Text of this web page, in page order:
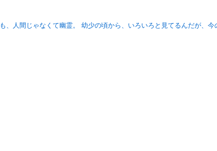
、人間じゃなくて幽霊。 幼少の頃から、いろいろと見てるんだが、